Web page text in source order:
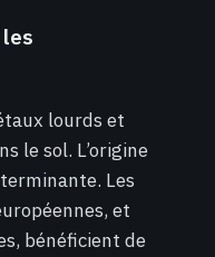
les
lourds et
le sol. L’origine
Les
et
bénéficient de